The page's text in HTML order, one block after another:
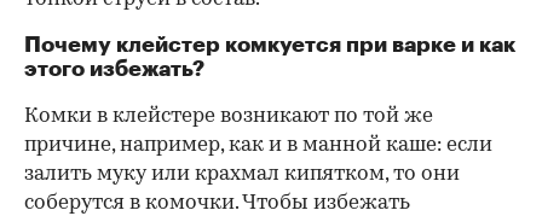
Почему клейстер комкуется при варке и как
этого избежать?
Комки в клейстере возникают по той же
причине, например, как и в манной каше: если
залить муку или крахмал кипятком, то они
соберутся в комочки. Чтобы избежать